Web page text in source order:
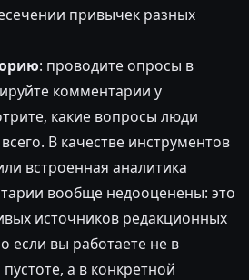
привычек разных
: проводите опросы в
комментарии у
какие вопросы люди
В качестве инструментов
встроенная аналитика
вообще недооценены: это
источников редакционных
если вы работаете не в
а в конкретной